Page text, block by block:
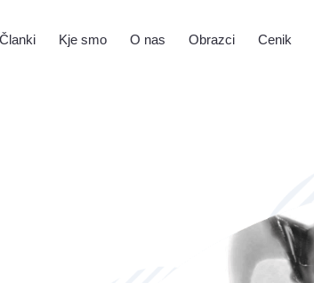
Članki Kje smo O nas Obrazci Cenik
Zobne prevleka oz.
Zobna prevleka na